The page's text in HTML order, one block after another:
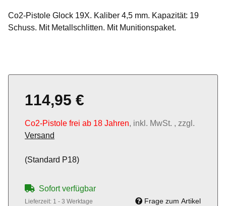
Co2-Pistole Glock 19X. Kaliber 4,5 mm. Kapazität: 19
Schuss. Mit Metallschlitten. Mit Munitionspaket.
114,95 €
Co2-Pistole frei ab 18 Jahren, inkl. MwSt. , zzgl.
Versand
(Standard P18)
Sofort verfügbar
Lieferzeit: 1 - 3 Werktage Frage zum Artikel